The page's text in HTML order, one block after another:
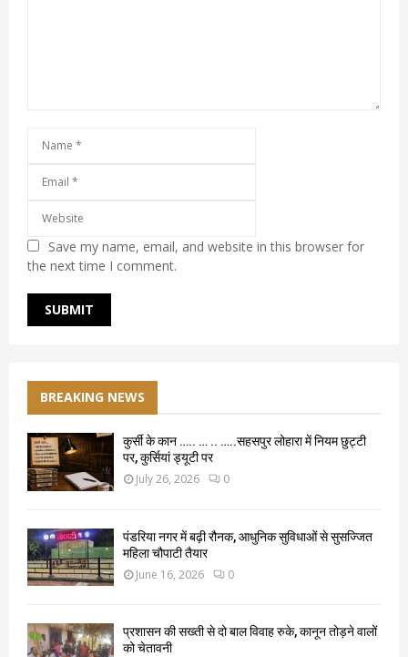
Save my name, email, and website in this browser for
the next time I comment.
BREAKING NEWS
कुर्सी के कान ….. … .. …..सहसपुर लोहारा में नियम छुट्टी
पर, कुर्सियां ड्यूटी पर
July 26, 2026 0
पंडरिया नगर में बढ़ी रौनक, आधुनिक सुविधाओं से सुसज्जित
महिला चौपाटी तैयार
June 16, 2026 0
प्रशासन की सख्ती से दो बाल विवाह रुके, कानून तोड़ने वालों
को चेतावनी